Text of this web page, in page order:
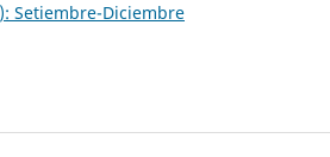
Setiembre-Diciembre